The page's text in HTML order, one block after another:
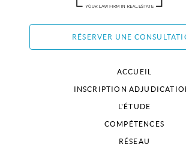
RÉSERVER UNE
ACCUEIL
INSCRIPTION
L'ÉTUDE
COMPÉTENCES
RÉSEAU